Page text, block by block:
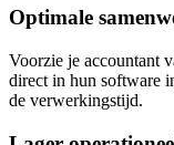
Optimale
Voorzie je accountant
direct in hun software
de verwerkingstijd.